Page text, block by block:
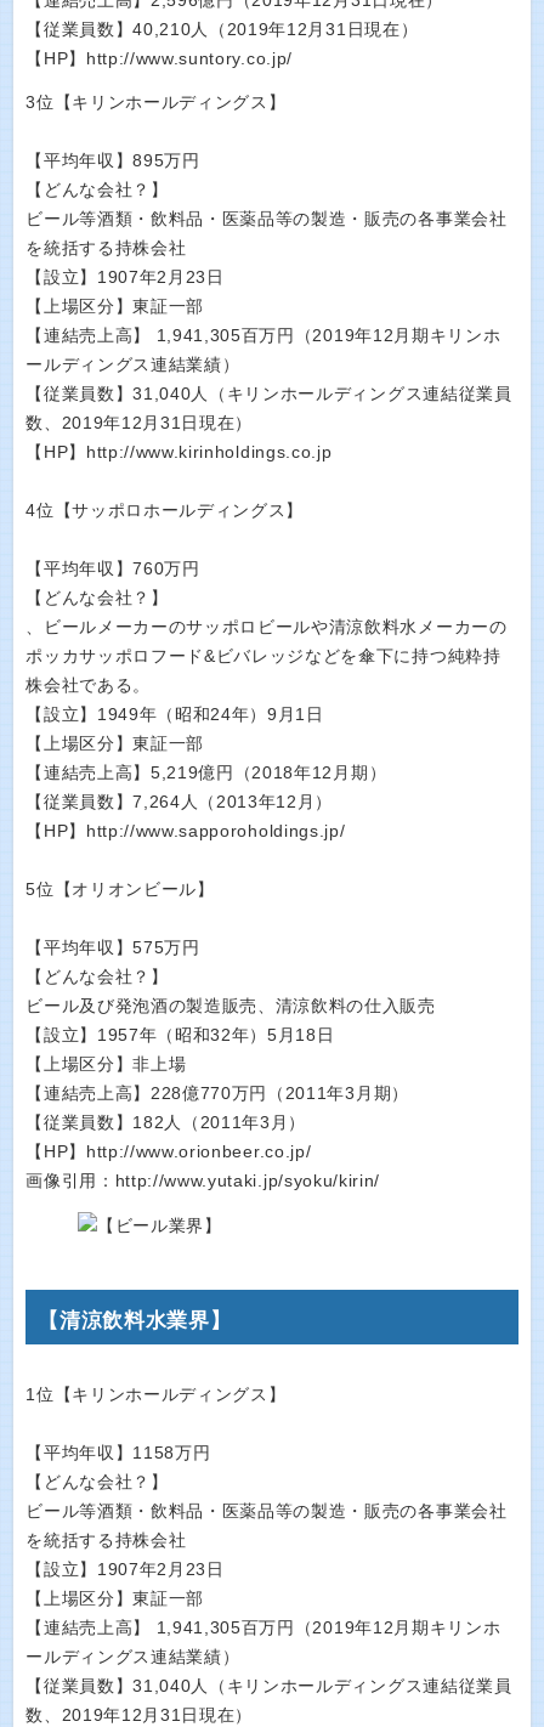
【従業員数】40,210人（2019年12月31日現在）
【HP】http://www.suntory.co.jp/
3位【キリンホールディングス】
【平均年収】895万円
【どんな会社？】
ビール等酒類・飲料品・医薬品等の製造・販売の各事業会社
を統括する持株会社
【設立】1907年2月23日
【上場区分】東証一部
【連結売上高】 1,941,305百万円（2019年12月期キリンホ
ールディングス連結業績）
【従業員数】31,040人（キリンホールディングス連結従業員
数、2019年12月31日現在）
【HP】http://www.kirinholdings.co.jp
4位【サッポロホールディングス】
【平均年収】760万円
【どんな会社？】
、ビールメーカーのサッポロビールや清涼飲料水メーカーの
ポッカサッポロフード&ビバレッジなどを傘下に持つ純粋持
株会社である。
【設立】1949年（昭和24年）9月1日
【上場区分】東証一部
【連結売上高】5,219億円（2018年12月期）
【従業員数】7,264人（2013年12月）
【HP】http://www.sapporoholdings.jp/
5位【オリオンビール】
【平均年収】575万円
【どんな会社？】
ビール及び発泡酒の製造販売、清涼飲料の仕入販売
【設立】1957年（昭和32年）5月18日
【上場区分】非上場
【連結売上高】228億770万円（2011年3月期）
【従業員数】182人（2011年3月）
【HP】http://www.orionbeer.co.jp/
画像引用：http://www.yutaki.jp/syoku/kirin/
【清涼飲料水業界】
1位【キリンホールディングス】
【平均年収】1158万円
【どんな会社？】
ビール等酒類・飲料品・医薬品等の製造・販売の各事業会社
を統括する持株会社
【設立】1907年2月23日
【上場区分】東証一部
【連結売上高】 1,941,305百万円（2019年12月期キリンホ
ールディングス連結業績）
【従業員数】31,040人（キリンホールディングス連結従業員
数、2019年12月31日現在）